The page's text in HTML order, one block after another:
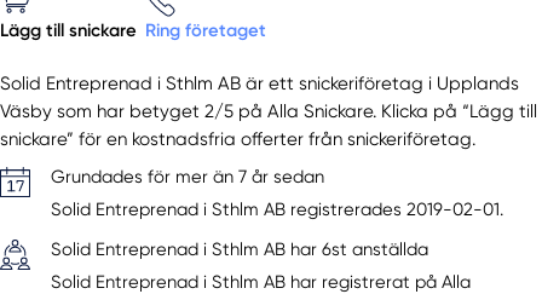
Lägg till snickare Ring företaget
Solid Entreprenad i Sthlm AB är ett snickeriföretag i Upplands
Väsby som har betyget 2/5 på Alla Snickare. Klicka på “Lägg till
snickare” för en kostnadsfria offerter från snickeriföretag.
Grundades för mer än 7 år sedan
Solid Entreprenad i Sthlm AB registrerades 2019-02-01.
Solid Entreprenad i Sthlm AB har 6st anställda
Solid Entreprenad i Sthlm AB har registrerat på Alla